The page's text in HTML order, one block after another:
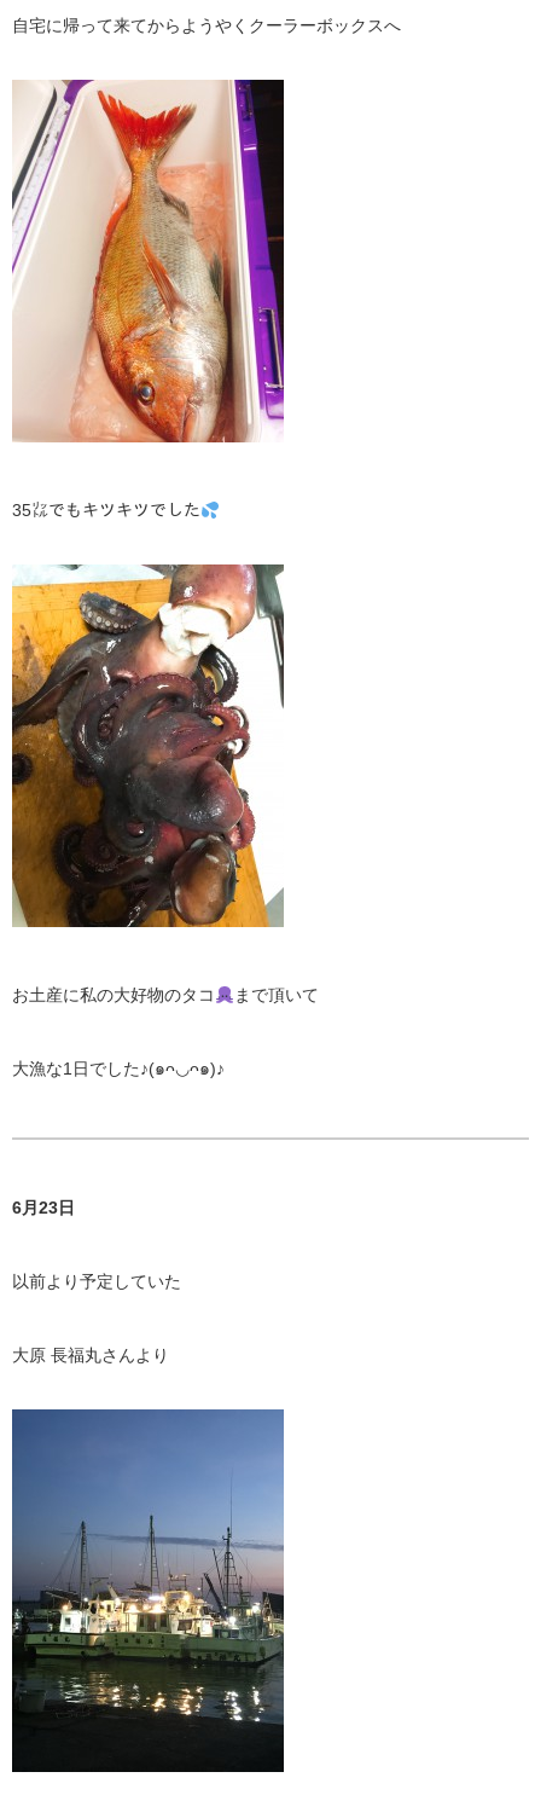
自宅に帰って来てからようやくクーラーボックスへ
35㍑でもキツキツでした
お土産に私の大好物のタコ まで頂いて
大漁な1日でした♪(๑ᴖ◡ᴖ๑)♪
6月23日
以前より予定していた
大原 長福丸さんより